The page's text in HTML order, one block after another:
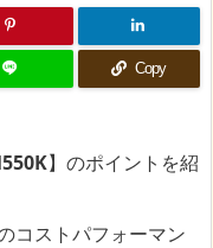
Copy
】のポイントを紹
コストパフォーマン